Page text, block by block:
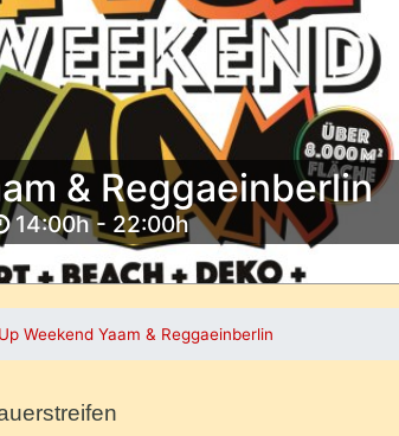
& Reggaeinberlin
14:00h - 22:00h
Weekend Yaam & Reggaeinberlin